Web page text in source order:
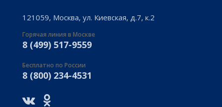
121059, Москва, ул. Киевская, д.7, к.2
Горячая линия в Москве
8 (499) 517-9559
Бесплатно по России
8 (800) 234-4531